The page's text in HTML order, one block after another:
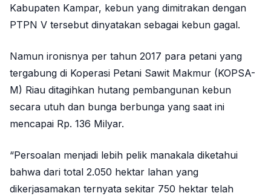
Kabupaten Kampar, kebun yang dimitrakan dengan
PTPN V tersebut dinyatakan sebagai kebun gagal.
Namun ironisnya per tahun 2017 para petani yang
tergabung di Koperasi Petani Sawit Makmur (KOPSA-
M) Riau ditagihkan hutang pembangunan kebun
secara utuh dan bunga berbunga yang saat ini
mencapai Rp. 136 Milyar.
“Persoalan menjadi lebih pelik manakala diketahui
bahwa dari total 2.050 hektar lahan yang
dikerjasamakan ternyata sekitar 750 hektar telah